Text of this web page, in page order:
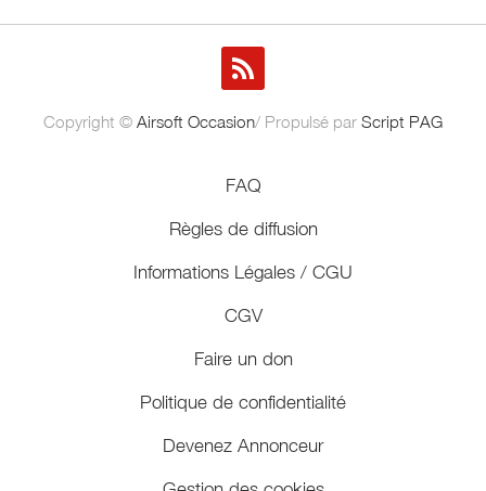
Copyright © Airsoft Occasion/ Propulsé par Script PAG
FAQ
Règles de diffusion
Informations Légales / CGU
CGV
Faire un don
Politique de confidentialité
Devenez Annonceur